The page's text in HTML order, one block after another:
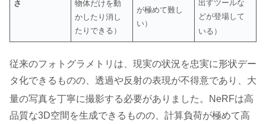
さ
物体だけを動
かしたり消し
たりできる）
が極めて難し
い）
出すツールな
どが登場して
いる）
従来のフォトグラメトリは、現実の状況を忠実に形状デー
タ化できるものの、透過や反射の表現が不得意であり、大
量の写真を丁寧に撮影する必要がありました 。NeRFは高
品質な3D空間を生成できるものの、計算負荷が極めて高